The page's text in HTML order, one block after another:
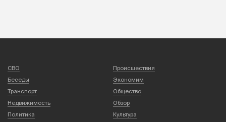
СВО
Происшествия
Беседы
Экономим
Транспорт
Общество
Недвижимость
Обзор
Политика
Культура